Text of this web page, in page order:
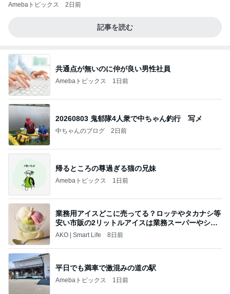
Amebaトピックス 2日前
記事を読む
共通点が無いのに仲が良い男性社員
Amebaトピックス 1日前
20260803 鬼郁隊4人衆で中ちゃん釣行 写メ
中ちゃんのブログ 2日前
帰るところの尊過ぎる猫の兄妹
Amebaトピックス 1日前
業務用アイスどこに売ってる？ロッテやタカナシ等
安い市販の2リットルアイスは業務スーパーやシャ
トレ
AKO | Smart Life 8日前
平日でも満車で激混みの道の駅
Amebaトピックス 1日前